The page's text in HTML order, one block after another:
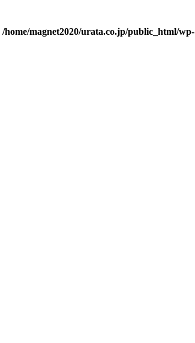
/home/magnet2020/urata.co.jp/public_html/wp-